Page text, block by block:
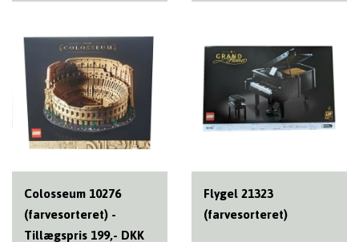
Colosseum 10276
(farvesorteret) -
Tillægspris 199,- DKK
Flygel 21323
(farvesorteret)